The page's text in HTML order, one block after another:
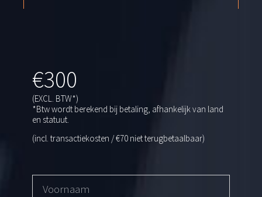
€300
(EXCL. BTW*)
*Btw wordt berekend bij betaling, afhankelijk van land
en statuut.
(incl. transactiekosten / €70 niet terugbetaalbaar)